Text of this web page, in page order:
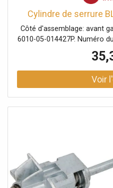
Cylindre de serrure
Côté d'assemblage: avant
6010-05-014427P. Numéro